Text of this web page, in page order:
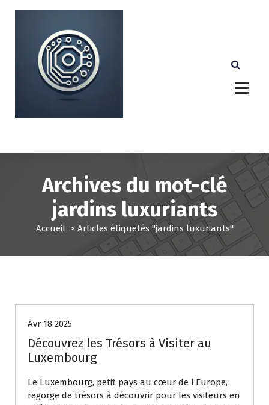
e
Archives du mot-clé
jardins luxuriants
Accueil> Articles étiquetés "jardins luxuriants"
Avr 18 2025
Découvrez les Trésors à Visiter au
Luxembourg
Le Luxembourg, petit pays au cœur de l’Europe,
regorge de trésors à découvrir pour les visiteurs en